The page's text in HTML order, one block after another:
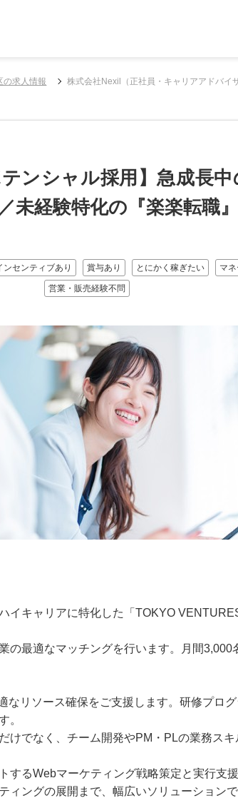
の求人情報 株式会社Nexil（正社員・キャリアアドバイ
ンシャル採用】急成長
経験特化の『楽楽転職』
ンセンティブあり 賞与あり とにかく稼ぎたい マ
営業・販売経験不問
イキャリアに特化した「TOKYO
の最適なマッチングを行います。月間
なリソース確保をご支援します。研修プロ
。
でなく、チーム開発やPM・PLの業務スキ
るWebマーケティング戦略策定と実行支援
ングの展開まで、幅広いソリューション